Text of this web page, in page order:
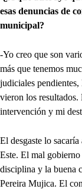
esas denuncias de
municipal?
-Yo creo que son
más que tenemos
judiciales pendientes,
vieron los
intervención y mi
El desgaste lo
Este. El mal
disciplina y la buena
Pereira Mujica. El